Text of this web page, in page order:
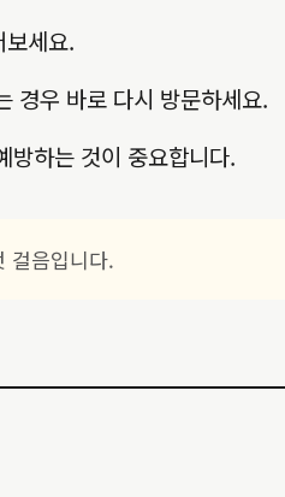
세요.
경우 바로 다시 방문하세요.
방하는 것이 중요합니다.
걸음입니다.